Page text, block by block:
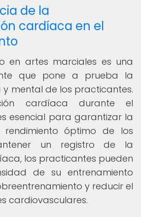
de la
cardíaca en el
en artes marciales es una
que pone a prueba la
y mental de los practicantes.
cardíaca durante el
esencial para garantizar la
óptimo de los
un registro de la
los practicantes pueden
de su entrenamiento
y reducir el
cardiovasculares.